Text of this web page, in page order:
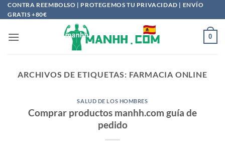
Saltar
al
CONTRA REEMBOLSO | PROTEGEMOS TU PRIVACIDAD | ENVÍO
GRATIS +80€
0
ARCHIVOS DE ETIQUETAS: FARMACIA ONLINE
SALUD DE LOS HOMBRES
Comprar productos manhh.com guía de
pedido